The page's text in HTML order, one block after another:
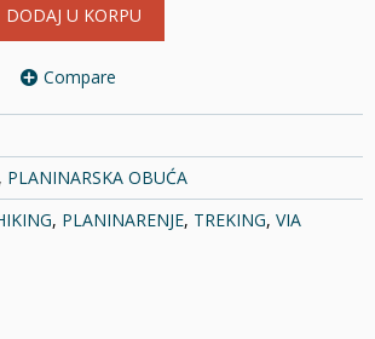
DODAJ U KORPU
Compare
, PLANINARSKA OBUĆA
, PLANINARENJE, TREKING, VIA